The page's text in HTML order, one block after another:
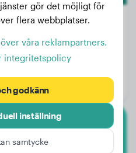
Bully
gör det möjligt för
flera webbplatser.
våra reklampartners.
integritetspolicy
godkänn
inställning
samtycke